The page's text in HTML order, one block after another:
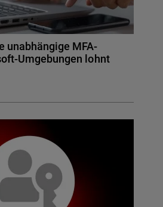
unabhängige MFA-
Umgebungen lohnt